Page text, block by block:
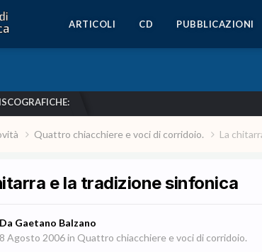
ARTICOLI CD PUBBLICAZIONI
Quattro chiacchiere e voci di corridoio. La
e la tradizione sinfonica
Da Gaetano Balzano
8 Agosto 2006in Quattro chiacchiere e voci di corridoio.